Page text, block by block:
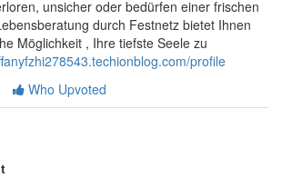
unsicher oder bedürfen einer frischen
durch Festnetz bietet Ihnen
Möglichkeit , Ihre tiefste Seele zu
profile
Who Upvoted